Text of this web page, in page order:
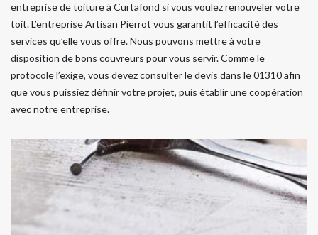
entreprise de toiture à Curtafond si vous voulez renouveler votre
toit. L’entreprise Artisan Pierrot vous garantit l’efficacité des
services qu’elle vous offre. Nous pouvons mettre à votre
disposition de bons couvreurs pour vous servir. Comme le
protocole l’exige, vous devez consulter le devis dans le 01310 afin
que vous puissiez définir votre projet, puis établir une coopération
avec notre entreprise.